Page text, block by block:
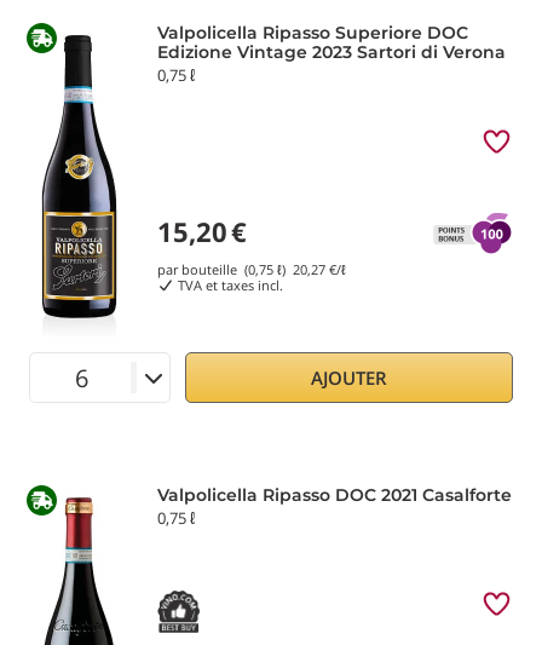
Valpolicella Ripasso Superiore DOC
Edizione Vintage 2023 Sartori di Verona
0,75 ℓ
15,20€
par bouteille (0,75 ℓ) 20,27 €/ℓ
TVA et taxes incl.
AJOUTER
Valpolicella Ripasso DOC 2021 Casalforte
0,75 ℓ